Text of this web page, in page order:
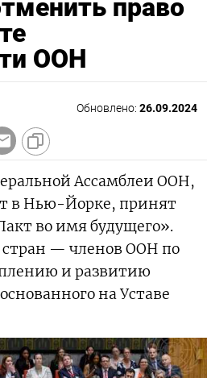
право
ООН
Обновлено: 26.09.2024
Ассамблеи ООН,
в Нью-Йорке, принят
во имя будущего».
— членов ООН по
и развитию
на Уставе